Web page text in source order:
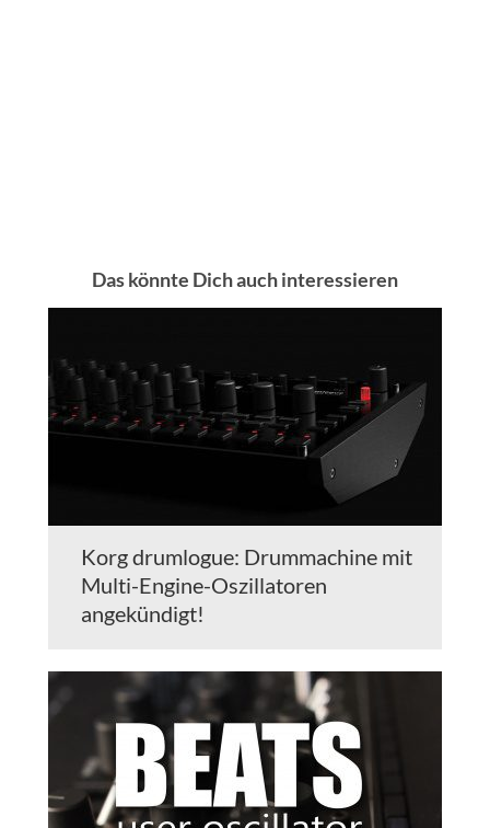
Das könnte Dich auch interessieren
Korg drumlogue: Drummachine mit
Multi-Engine-Oszillatoren
angekündigt!